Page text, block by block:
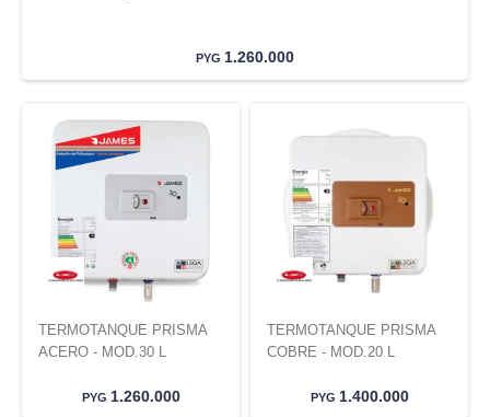
PYG 1.260.000
TERMOTANQUE PRISMA
ACERO - MOD.30 L
PYG 1.260.000
TERMOTANQUE PRISMA
COBRE - MOD.20 L
PYG 1.400.000